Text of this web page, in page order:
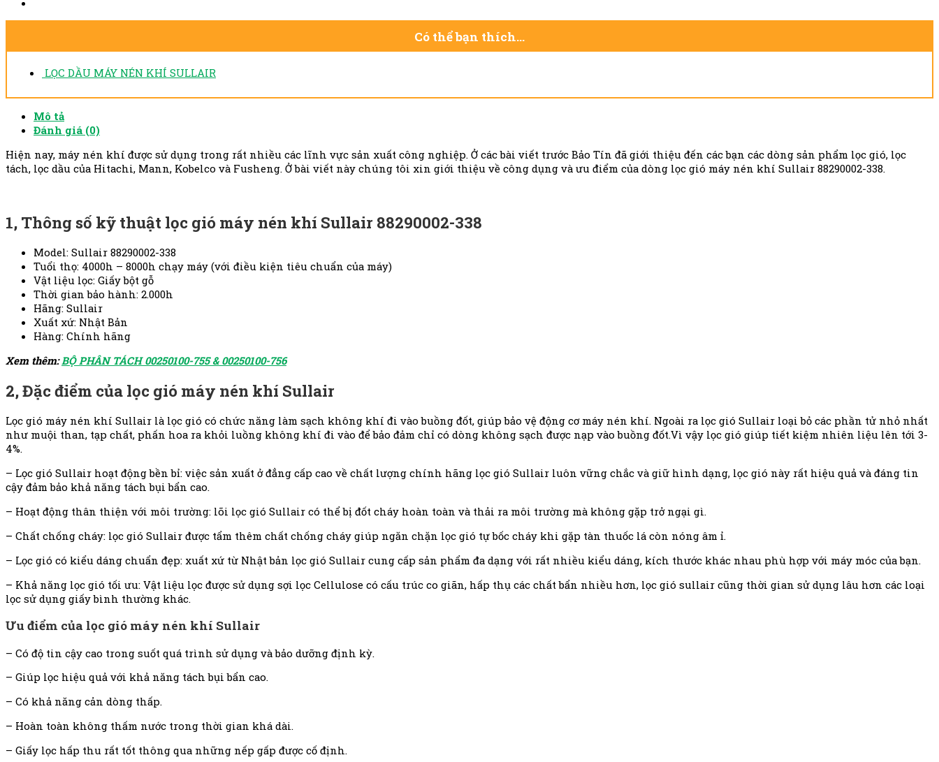
Có thể bạn thích…
LỌC DẦU MÁY NÉN KHÍ SULLAIR
Mô tả
Đánh giá (0)
Hiện nay, máy nén khí được sử dụng trong rất nhiều các lĩnh vực sản xuất công nghiệp. Ở các bài viết trước Bảo Tín đã giới thiệu đến các bạn các dòng sản phẩm lọc gió, lọc
tách, lọc dầu của Hitachi, Mann, Kobelco và Fusheng. Ở bài viết này chúng tôi xin giới thiệu về công dụng và ưu điểm của dòng lọc gió máy nén khí Sullair 88290002-338.
1, Thông số kỹ thuật lọc gió máy nén khí Sullair 88290002-338
Model: Sullair 88290002-338
Tuổi thọ: 4000h – 8000h chạy máy (với điều kiện tiêu chuẩn của máy)
Vật liệu lọc: Giấy bột gỗ
Thời gian bảo hành: 2.000h
Hãng: Sullair
Xuất xứ: Nhật Bản
Hàng: Chính hãng
Xem thêm:BỘ PHÂN TÁCH 00250100-755 & 00250100-756
2,Đặcđiểm của lọc gió máy nén khí Sullair
Lọc gió máy nén khí Sullair là lọc gió có chức năng làm sạch không khí đi vào buồng đốt, giúp bảo vệ động cơ máy nén khí. Ngoài ra lọc gió Sullair loại bỏ các phần tử nhỏ nhất
như muội than, tạp chất, phấn hoa ra khỏi luồng không khí đi vào để bảo đảm chỉ có dòng không sạch được nạp vào buồng đốt.Vì vậy lọc gió giúp tiết kiệm nhiên liệu lên tới 3-
4%.
– Lọc gió Sullair hoạt động bền bỉ: việc sản xuất ở đẳng cấp cao về chất lượng chính hãng lọc gió Sullair luôn vững chắc và giữ hình dạng, lọc gió này rất hiệu quả và đáng tin
cậy đảm bảo khả năng tách bụi bẩn cao.
– Hoạt động thân thiện với môi trường: lõi lọc gió Sullair có thể bị đốt cháy hoàn toàn và thải ra môi trường mà không gặp trở ngại gì.
– Chất chống cháy: lọc gió Sullair được tẩm thêm chất chống cháy giúp ngăn chặn lọc gió tự bốc cháy khi gặp tàn thuốc lá còn nóng âm ỉ.
– Lọc gió có kiểu dáng chuẩn đẹp: xuất xứ từ Nhật bản lọc gió Sullair cung cấp sản phẩm đa dạng với rất nhiều kiểu dáng, kích thước khác nhau phù hợp với máy móc của bạn.
– Khả năng lọc gió tối ưu: Vật liệu lọc được sử dụng sợi lọc Cellulose có cấu trúc co giãn, hấp thụ các chất bẩn nhiều hơn, lọc gió sullair cũng thời gian sử dụng lâu hơn các loại
lọc sử dụng giấy bình thường khác.
Ưu điểm của lọc gió máy nén khí Sullair
– Có độ tin cậy cao trong suốt quá trình sử dụng và bảo dưỡng định kỳ.
– Giúp lọc hiệu quả với khả năng tách bụi bẩn cao.
– Có khả năng cản dòng thấp.
– Hoàn toàn không thấm nước trong thời gian khá dài.
– Giấy lọc hấp thu rất tốt thông qua những nếp gấp được cố định.